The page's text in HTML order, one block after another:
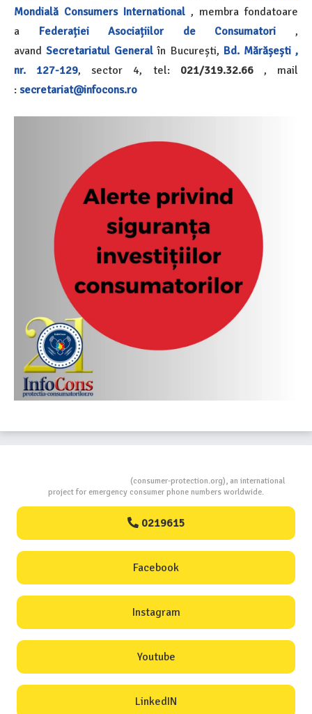
Mondială Consumers International , membra fondatoare
a Federației Asociațiilor de Consumatori ,
avandSecretariatul General în București, Bd. Mărășești ,
nr. 127-129, sector 4, tel: 021/319.32.66 , mail
: secretariat@infocons.ro
(consumer-protection.org), an international
project for emergency consumer phone numbers worldwide.
0219615
Facebook
Instagram
Youtube
LinkedIN